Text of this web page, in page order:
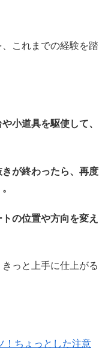
これまでの経験を踏
小道具を駆使して、
きが終わったら、再度
の位置や方向を変え
っと上手に仕上がる
！ちょっとした注意